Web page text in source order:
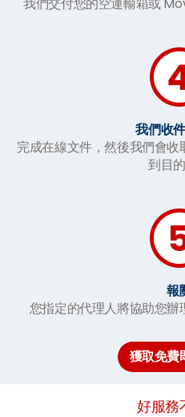
我們收
完成在線文件，然後我們會
到目的
報
您指定的代理人將協助您辦
獲取免費
好服務